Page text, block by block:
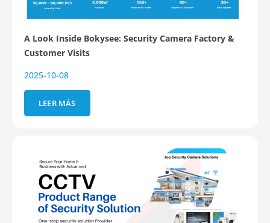
A Look Inside Bokysee: Security Camera Factory &
Customer Visits
2025-10-08
LEER MÁS